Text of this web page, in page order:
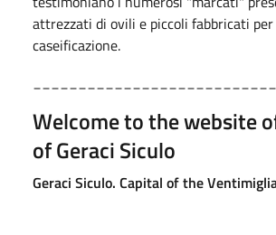
attrezzati di ovili e piccoli fabbricati
caseificazione.
Welcome to the website
of Geraci Siculo
Geraci Siculo. Capital of the